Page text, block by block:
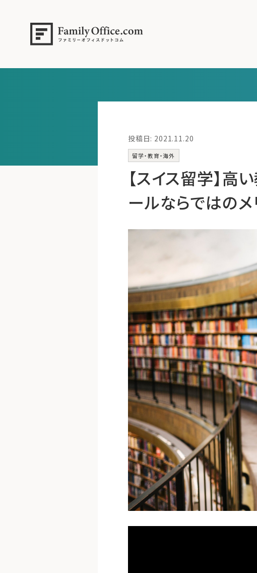
投稿日: 2021.11.20
留学・教育・海外
【スイス留学】高
ールならではのメ